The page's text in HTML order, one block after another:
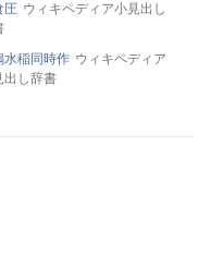
圧 ウィキペディア小見出し
水稲同時作 ウィキペディア
出し辞書